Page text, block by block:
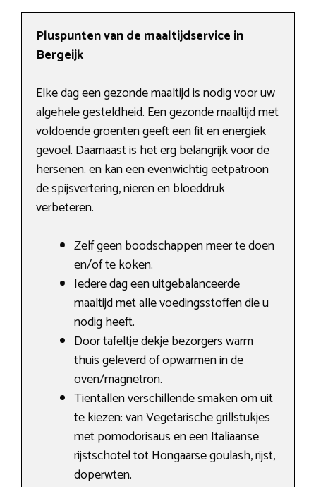
Pluspunten van de maaltijdservice in
Bergeijk
Elke dag een gezonde maaltijd is nodig voor uw
algehele gesteldheid. Een gezonde maaltijd met
voldoende groenten geeft een fit en energiek
gevoel. Daarnaast is het erg belangrijk voor de
hersenen. en kan een evenwichtig eetpatroon
de spijsvertering, nieren en bloeddruk
verbeteren.
Zelf geen boodschappen meer te doen
en/of te koken.
Iedere dag een uitgebalanceerde
maaltijd met alle voedingsstoffen die u
nodig heeft.
Door tafeltje dekje bezorgers warm
thuis geleverd of opwarmen in de
oven/magnetron.
Tientallen verschillende smaken om uit
te kiezen: van Vegetarische grillstukjes
met pomodorisaus en een Italiaanse
rijstschotel tot Hongaarse goulash, rijst,
doperwten.